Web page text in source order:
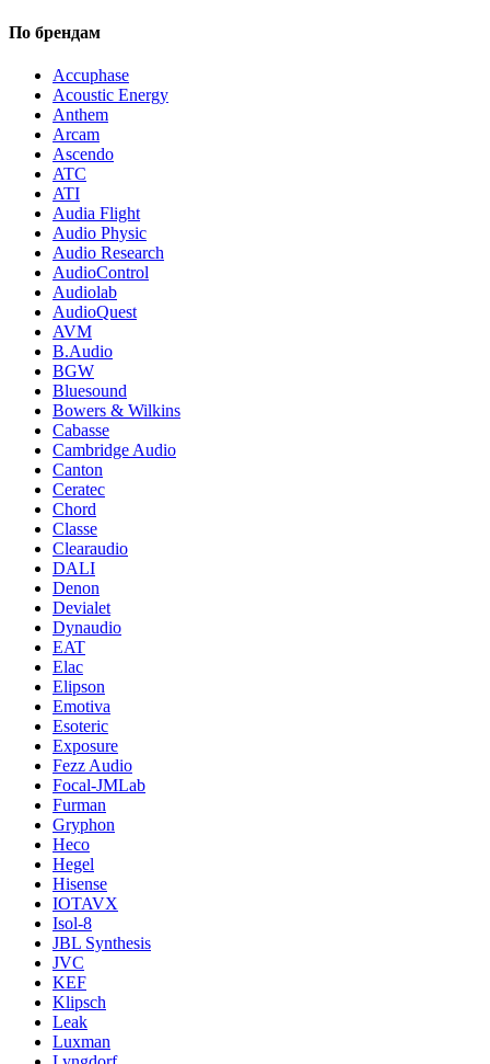
По брендам
Accuphase
Acoustic Energy
Anthem
Arcam
Ascendo
ATC
ATI
Audia Flight
Audio Physic
Audio Research
AudioControl
Audiolab
AudioQuest
AVM
B.Audio
BGW
Bluesound
Bowers & Wilkins
Cabasse
Cambridge Audio
Canton
Ceratec
Chord
Classe
Clearaudio
DALI
Denon
Devialet
Dynaudio
EAT
Elac
Elipson
Emotiva
Esoteric
Exposure
Fezz Audio
Focal-JMLab
Furman
Gryphon
Heco
Hegel
Hisense
IOTAVX
Isol-8
JBL Synthesis
JVC
KEF
Klipsch
Leak
Luxman